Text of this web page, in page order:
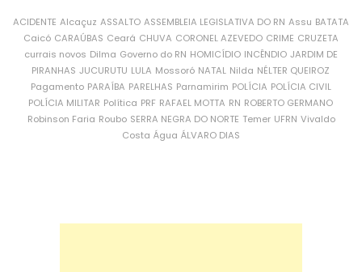
ACIDENTE Alcaçuz ASSALTO ASSEMBLEIA LEGISLATIVA DO RN Assu BATATA
Caicó CARAÚBAS Ceará CHUVA CORONEL AZEVEDO CRIME CRUZETA
currais novos Dilma Governo do RN HOMICÍDIO INCÊNDIO JARDIM DE
PIRANHAS JUCURUTU LULA Mossoró NATAL Nilda NÉLTER QUEIROZ
Pagamento PARAÍBA PARELHAS Parnamirim POLÍCIA POLÍCIA CIVIL
POLÍCIA MILITAR Política PRF RAFAEL MOTTA RN ROBERTO GERMANO
Robinson Faria Roubo SERRA NEGRA DO NORTE Temer UFRN Vivaldo
Costa Água ÁLVARO DIAS